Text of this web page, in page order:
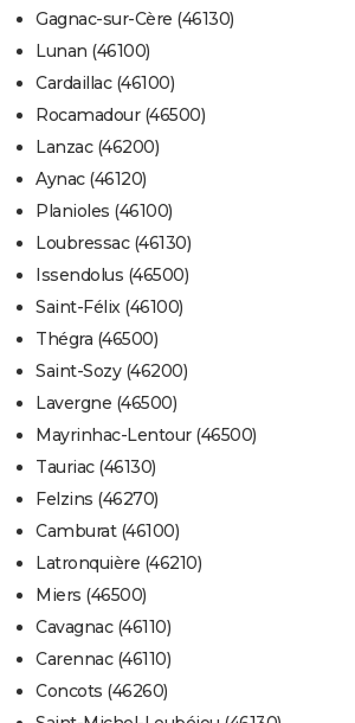
Gagnac-sur-Cère (46130)
Lunan (46100)
Cardaillac (46100)
Rocamadour (46500)
Lanzac (46200)
Aynac (46120)
Planioles (46100)
Loubressac (46130)
Issendolus (46500)
Saint-Félix (46100)
Thégra (46500)
Saint-Sozy (46200)
Lavergne (46500)
Mayrinhac-Lentour (46500)
Tauriac (46130)
Felzins (46270)
Camburat (46100)
Latronquière (46210)
Miers (46500)
Cavagnac (46110)
Carennac (46110)
Concots (46260)